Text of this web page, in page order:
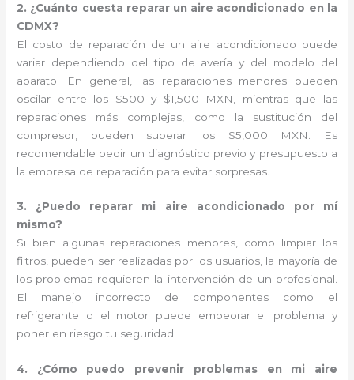
2. ¿Cuánto cuesta reparar un aire acondicionado en la
CDMX?
El costo de reparación de un aire acondicionado puede
variar dependiendo del tipo de avería y del modelo del
aparato. En general, las reparaciones menores pueden
oscilar entre los $500 y $1,500 MXN, mientras que las
reparaciones más complejas, como la sustitución del
compresor, pueden superar los $5,000 MXN. Es
recomendable pedir un diagnóstico previo y presupuesto a
la empresa de reparación para evitar sorpresas.
3. ¿Puedo reparar mi aire acondicionado por mí
mismo?
Si bien algunas reparaciones menores, como limpiar los
filtros, pueden ser realizadas por los usuarios, la mayoría de
los problemas requieren la intervención de un profesional.
El manejo incorrecto de componentes como el
refrigerante o el motor puede empeorar el problema y
poner en riesgo tu seguridad.
4. ¿Cómo puedo prevenir problemas en mi aire